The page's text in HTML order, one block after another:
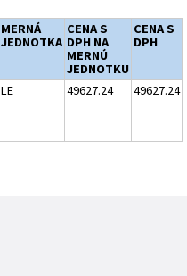
MERNÁ
JEDNOTKA
CENA S
DPH NA
MERNÚ
JEDNOTKU
CENA S
DPH
LE 49627.24 49627.24